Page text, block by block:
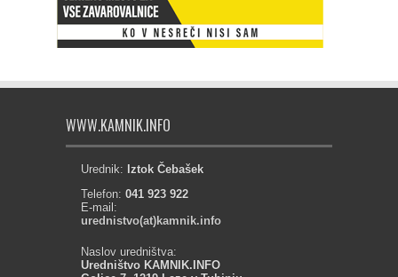
WWW.KAMNIK.INFO
Urednik: Iztok Čebašek
Telefon: 041 923 922
E-mail:
urednistvo(at)kamnik.info
Naslov uredništva:
Uredništvo KAMNIK.INFO